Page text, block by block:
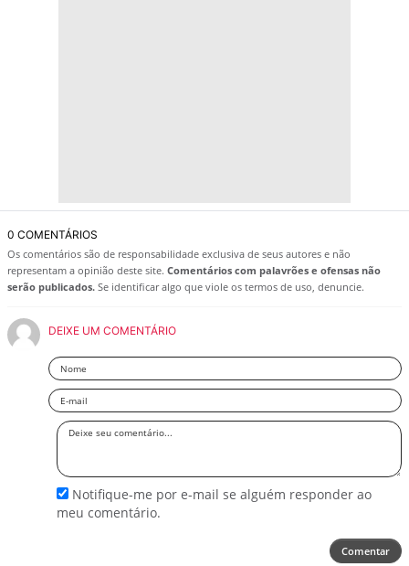
0 COMENTÁRIOS
Os comentários são de responsabilidade exclusiva de seus autores e não
representam a opinião deste site. Comentários com palavrões e ofensas não
serão publicados. Se identificar algo que viole os termos de uso, denuncie.
DEIXE UM COMENTÁRIO
Nome
Email
Deixe
Notifique-me por e-mail se alguém responder ao
meu comentário.
Comentar